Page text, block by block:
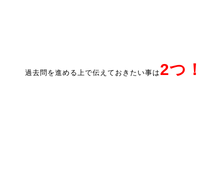
過去問を進める上で伝えておきたい事は2つ！